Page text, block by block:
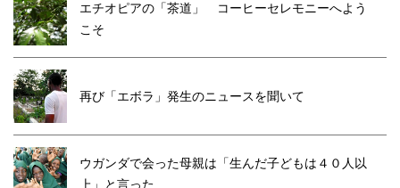
エチオピアの「茶道」 コーヒーセレモニーへよう
こそ
再び「エボラ」発生のニュースを聞いて
ウガンダで会った母親は「生んだ子どもは４０人以
上」と言った